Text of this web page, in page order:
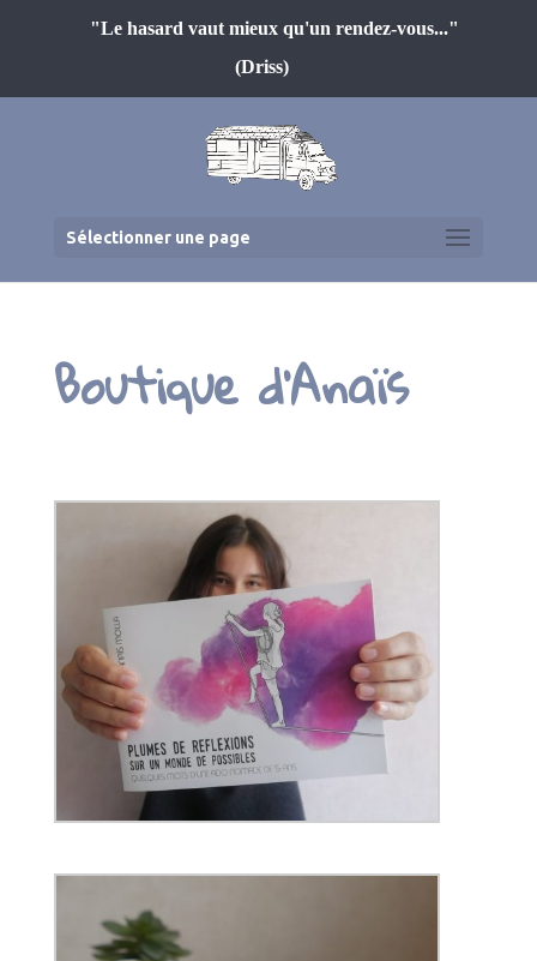
"Le hasard vaut mieux qu'un rendez-vous..."
(Driss)
Sélectionner une page
Boutique d’Anaïs